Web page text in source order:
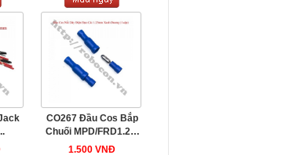
CO267 Đầu Cos Bắp
Chuối MPD/FRD1.25-
156 Xanh ...
1.500 VNĐ